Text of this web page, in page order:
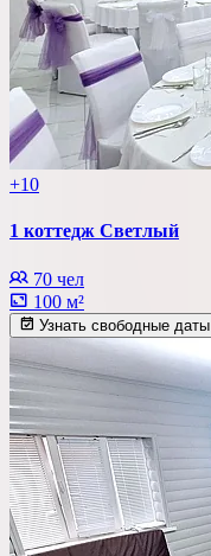
+10
1 коттедж Светлый
70 чел
100 м²
Узнать свободные даты